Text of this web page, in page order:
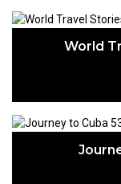
World